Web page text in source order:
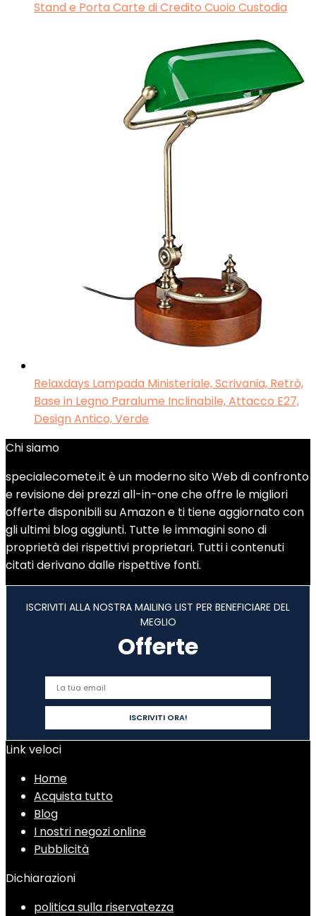
Stand e Porta Carte di Credito Cuoio Custodia
Relaxdays Lampada Ministeriale, Scrivania, Retrò,
Base in Legno Paralume Inclinabile, Attacco E27,
Design Antico, Verde
Chi siamo
specialecomete.it è un moderno sito Web di confronto
e revisione dei prezzi all-in-one che offre le migliori
offerte disponibili su Amazon e ti tiene aggiornato con
gli ultimi blog aggiunti. Tutte le immagini sono di
proprietà dei rispettivi proprietari. Tutti i contenuti
citati derivano dalle rispettive fonti.
ISCRIVITI ALLA NOSTRA MAILING LIST PER BENEFICIARE DEL
MEGLIO
Offerte
Link veloci
Home
Acquista tutto
Blog
I nostri negozi online
Pubblicità
Dichiarazioni
politica sulla riservatezza